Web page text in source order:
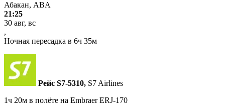
Абакан, ABA
21:25
30 авг, вс
,
Ночная пересадка в 6ч 35м
Рейс S7‑5310, S7 Airlines
1ч 20м в полёте на Embraer ERJ-170